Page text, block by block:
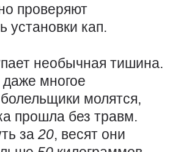
проверяют
установки кап.
необычная тишина.
даже многое
молятся,
прошла без травм.
за 20, весят они